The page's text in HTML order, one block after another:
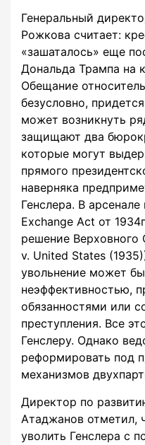
Генеральный
Рожкова считает:
«зашаталось» еще
Дональда Трампа на
Обещание
безусловно,
может возникнуть
защищают два
которые могут
прямого
наверняка
Генслера. В
Exchange Act от
решение Верховного
v. United States
увольнение может
неэффективностью,
обязанностями или
преступления. Все
Генслеру. Однако
реформировать под
механизмов
Директор по
Атаджанов отметил,
уволить Генслера с